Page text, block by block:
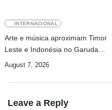
INTERNACIONAL
Arte e música aproximam Timor
Leste e Indonésia no Garuda
Sakti Crossborder Fest 2026
August 7, 2026
Leave a Reply